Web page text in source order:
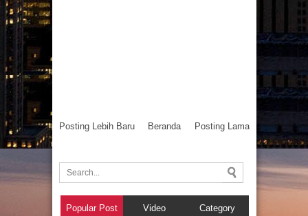
Posting Lebih Baru Posting Lama
Beranda
Popular Post Video Category